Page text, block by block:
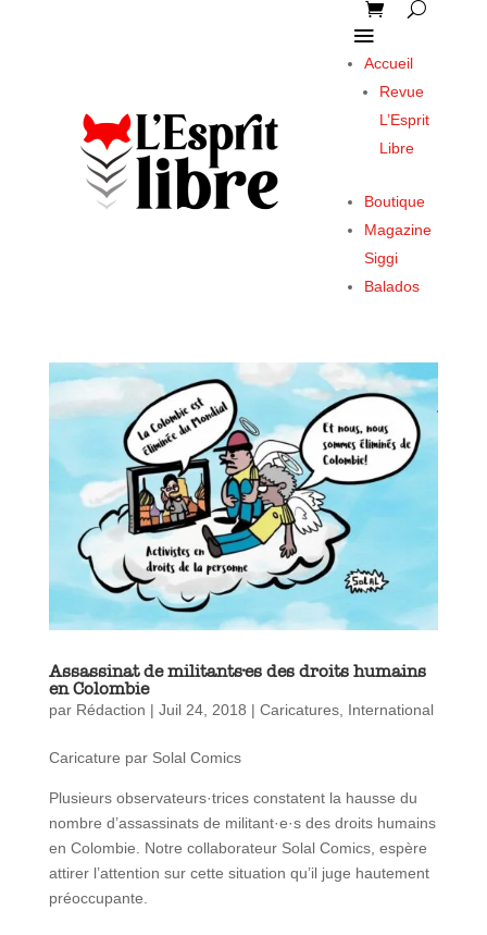
Accueil
Revue
L’Esprit
Libre
Boutique
Magazine
Siggi
Balados
Assassinat de militants·es des droits humains
en Colombie
par Rédaction | Juil 24, 2018 | Caricatures, International
Caricature par Solal Comics
Plusieurs observateurs·trices constatent la hausse du
nombre d’assassinats de militant·e·s des droits humains
en Colombie. Notre collaborateur Solal Comics, espère
attirer l’attention sur cette situation qu’il juge hautement
préoccupante.